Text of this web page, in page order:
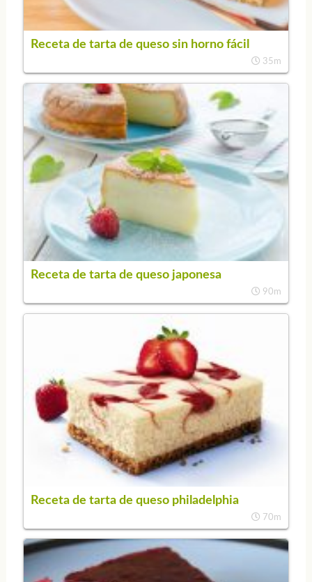
Receta de tarta de queso sin horno fácil
35m
Receta de tarta de queso japonesa
90m
Receta de tarta de queso philadelphia
70m